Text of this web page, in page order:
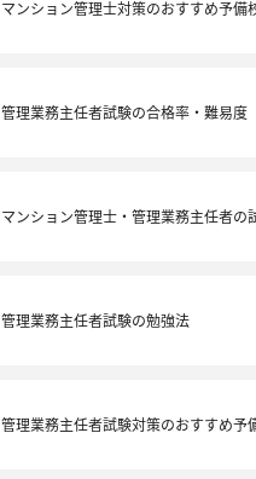
マンション管理士対策のおすすめ予備
管理業務主任者試験の合格率・難易度
マンション管理士・管理業務主任者の
管理業務主任者試験の勉強法
管理業務主任者試験対策のおすすめ予